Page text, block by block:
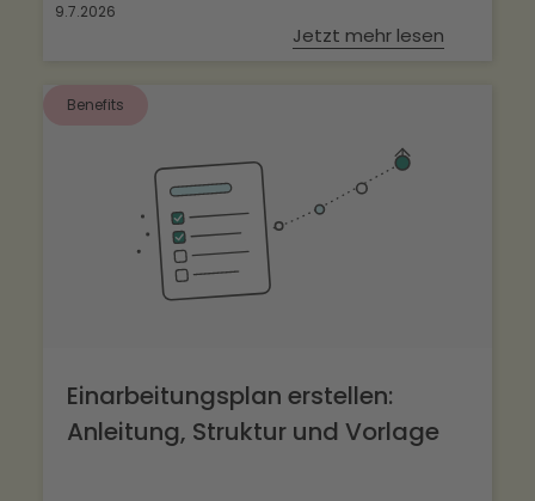
9.7.2026
Jetzt mehr lesen
Benefits
Einarbeitungsplan erstellen:
Anleitung, Struktur und Vorlage